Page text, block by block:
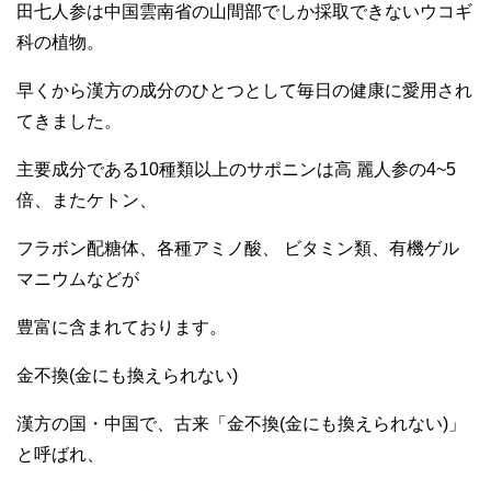
田七人参は中国雲南省の山間部でしか採取できないウコギ
科の植物。
早くから漢方の成分のひとつとして毎日の健康に愛用され
てきました。
主要成分である10種類以上のサポニンは高 麗人参の4~5
倍、またケトン、
フラボン配糖体、各種アミノ酸、 ビタミン類、有機ゲル
マニウムなどが
豊富に含まれております。
金不換(金にも換えられない)
漢方の国・中国で、古来「金不換(金にも換えられない)」
と呼ばれ、